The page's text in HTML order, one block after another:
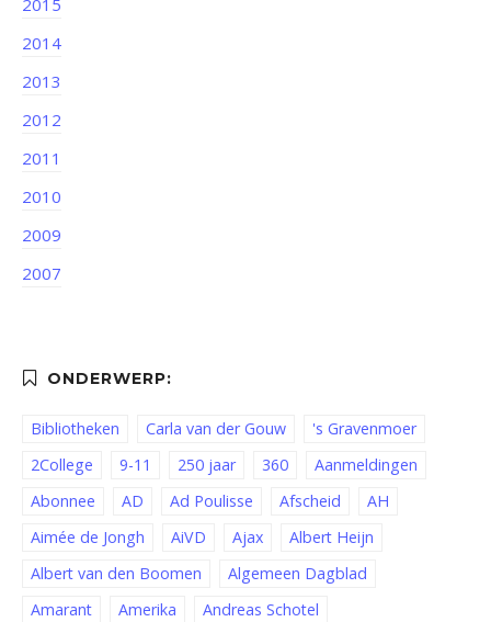
2015
2014
2013
2012
2011
2010
2009
2007
Bibliotheken Carla van der Gouw
's Gravenmoer
2College
9-11 250 jaar 360
Aanmeldingen
Abonnee
AD Ad Poulisse Afscheid
AH
Aimée de Jongh
AiVD Ajax
Albert Heijn
Albert van den Boomen
Algemeen Dagblad
Amarant
Amerika
Andreas Schotel